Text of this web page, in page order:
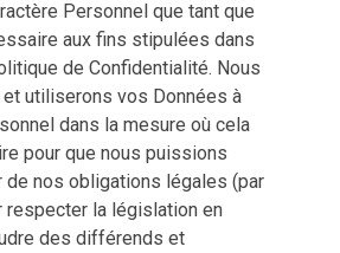
Personnel que tant que
aux fins stipulées dans
de Confidentialité. Nous
utiliserons vos Données à
dans la mesure où cela
pour que nous puissions
de nos obligations légales (par
respecter la législation en
des différends et